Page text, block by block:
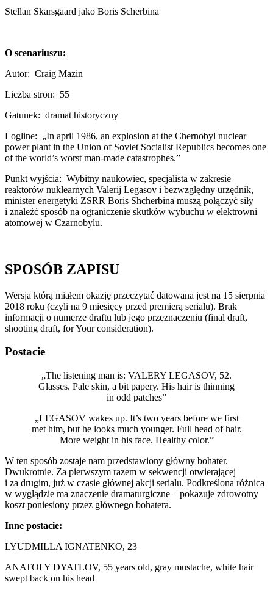
Stellan Skarsgaard jako Boris Scherbina
O scenariuszu:
Autor: Craig Mazin
Liczba stron: 55
Gatunek: dramat historyczny
Logline: „In april 1986, an explosion at the Chernobyl nuclear
power plant in the Union of Soviet Socialist Republics becomes one
of the world’s worst man-made catastrophes.”
Punkt wyjścia: Wybitny naukowiec, specjalista w zakresie
reaktorów nuklearnych Valerij Legasov i bezwzględny urzędnik,
minister energetyki ZSRR Boris Shcherbina muszą połączyć siły
i znaleźć sposób na ograniczenie skutków wybuchu w elektrowni
atomowej w Czarnobylu.
SPOSÓB ZAPISU
Wersja którą miałem okazję przeczytać datowana jest na 15 sierpnia
2018 roku (czyli na 9 miesięcy przed premierą serialu). Brak
informacji o numerze draftu lub jego przeznaczeniu (final draft,
shooting draft, for Your consideration).
Postacie
„The listening man is: VALERY LEGASOV, 52.
Glasses. Pale skin, a bit papery. His hair is thinning
in odd patches”
„LEGASOV wakes up. It’s two years before we first
met him, but he looks much younger. Full head of hair.
More weight in his face. Healthy color.”
W ten sposób zostaje nam przedstawiony główny bohater.
Dwukrotnie. Za pierwszym razem w sekwencji otwierającej
i za drugim, już w czasie głównej akcji serialu. Podkreślona różnica
w wyglądzie ma znaczenie dramaturgiczne – pokazuje zdrowotny
koszt poniesiony przez głównego bohatera.
Inne postacie:
LYUDMILLA IGNATENKO, 23
ANATOLY DYATLOV, 55 years old, gray mustache, white hair
swept back on his head